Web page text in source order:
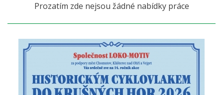
Prozatím zde nejsou žádné nabídky práce